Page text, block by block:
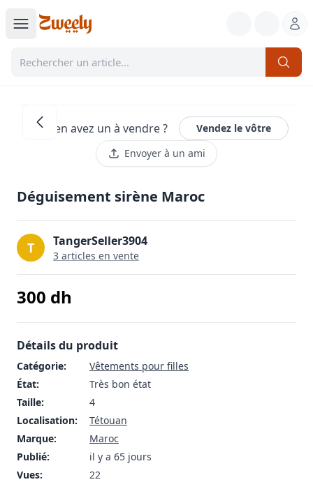
Vous en avez un à vendre ?
Vendez le vôtre
Envoyer à un ami
Déguisement sirène Maroc
T TangerSeller3904
3 articles en vente
300 dh
Détails du produit
Catégorie:
Vêtements pour filles
État:
Très bon état
Taille:
4
Localisation:
Tétouan
Marque:
Maroc
Publié:
il y a 65 jours
Vues:
22